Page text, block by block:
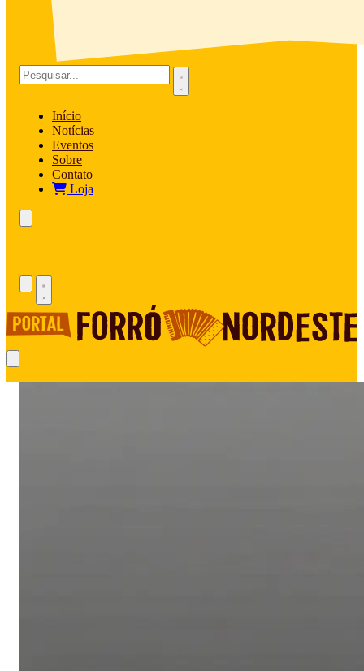
Início
Notícias
Eventos
Sobre
Contato
Loja